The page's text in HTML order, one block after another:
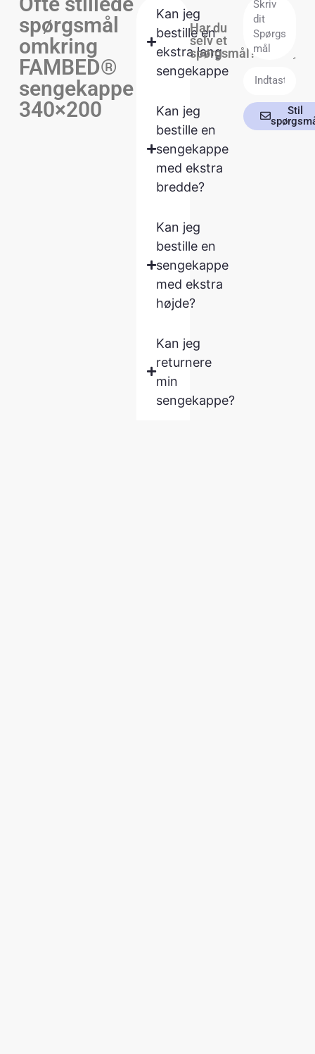
spørgsmål
omkring
FAMBED®
sengekappe
340×200
Kan jeg
bestille en
ekstra lang
sengekappe
Kan jeg
bestille en
sengekappe
med ekstra
bredde?
Kan jeg
bestille en
sengekappe
med ekstra
højde?
Kan jeg
returnere
min
sengekappe?
Har du
selv et
spørgsmål?
Stil